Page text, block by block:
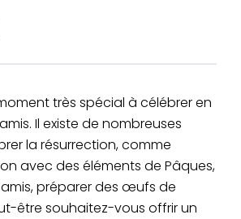
très spécial à célébrer en
Il existe de nombreuses
la résurrection, comme
avec des éléments de Pâques,
préparer des œufs de
être souhaitez-vous offrir un